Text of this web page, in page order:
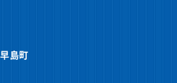
島町